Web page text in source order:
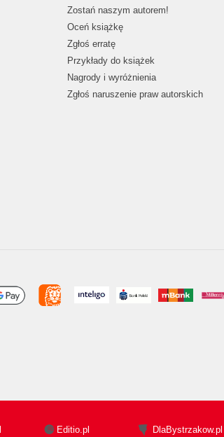
Zostań naszym autorem!
Oceń książkę
Zgłoś erratę
Przykłady do książek
Nagrody i wyróżnienia
Zgłoś naruszenie praw autorskich
Editio.pl DlaBystrzakow.pl